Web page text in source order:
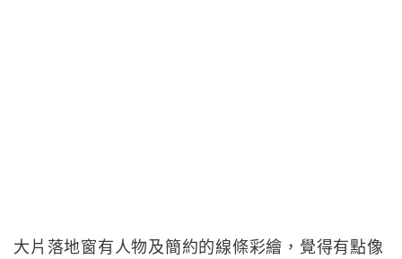
大片落地窗有人物及簡約的線條彩繪，覺得有點像